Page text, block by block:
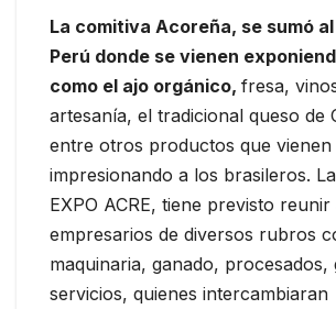
La comitiva Acoreña, se sumó
Perú donde se vienen
como el ajo orgánico, fresa,
artesanía, el tradicional queso de
entre otros productos que vienen
impresionando a los brasileros.
EXPO ACRE, tiene previsto reunir
empresarios de diversos rubros
maquinaria, ganado, procesados,
servicios, quienes intercambiaran